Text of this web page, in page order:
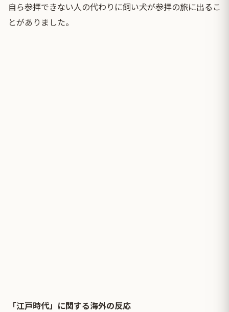
自ら参拝できない人の代わりに飼い犬が参拝の旅に出るこ
とがありました。
「江戸時代」に関する海外の反応